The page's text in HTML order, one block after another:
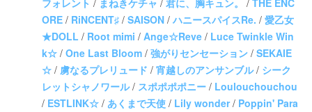
フォレント / まねきケチャ / 君に、胸キュン。 / THE ENC
ORE / RiNCENT♯ / SAISON / ハニースパイスRe. / 愛乙女
★DOLL / Root mimi / Ange☆Reve / Luce Twinkle Win
k☆ / One Last Bloom / 強がりセンセーション / SEKAIE
☆ / 虜なるプレリュード / 宵越しのアンサンブル/ シーク
レットシャノワール/ スポポポポニー / Loulouchouchou
/ ESTLINK☆ / あくまで天使 / Lily wonder/ Poppin' Para